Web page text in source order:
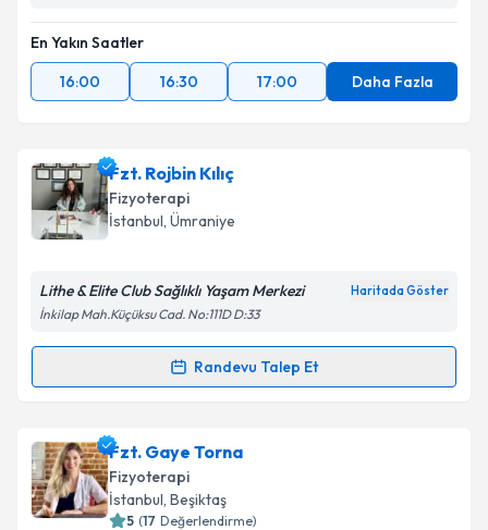
En Yakın Saatler
16:00
16:30 17:00 Daha Fazla
Fzt. Rojbin Kılıç
Fizyoterapi
İstanbul, Ümraniye
Lithe & Elite Club Sağlıklı Yaşam Merkezi Haritada Göster
İnkilap Mah.Küçüksu Cad. No:111D D:33
Randevu Talep Et
Randevu Takvimi Talebi
Fzt. Rojbin Kılıç için randevu takvimi talebi oluşturun.
Size bu uzmandan randevu almanız için bir takvim
hazırlandığında e-posta ile bilgilendireceğiz.
Fzt. Gaye Torna
Fizyoterapi
İstanbul, Beşiktaş
5 (17 Değerlendirme)